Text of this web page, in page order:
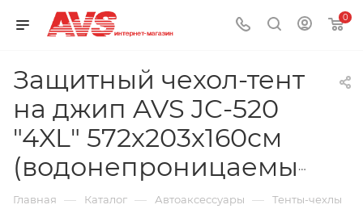
0
Защитный чехол-тент
на джип AVS JC-520
"4XL" 572х203х160см
(водонепроницаемый)
Главная — Каталог — Автоаксессуары — Тенты-чехлы